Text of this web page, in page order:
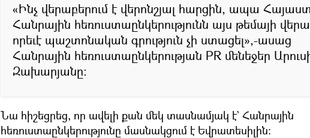
«Ինչ վերաբերում է վերոնշյալ հարցին, ապա
Հանրային հեռուստաընկերությունն այս թեմայի
որեւէ պաշտոնական գրություն չի ստացել»,-ասաց
Հանրային հեռուստաընկերության PR մենեջեր
Զախարյանը։
Նա հիշեցրեց, որ ավելի քան մեկ տասնամյակ է` Հանրային
հեռուստաընկերությունը մասնակցում է Եվրատեսիլին։